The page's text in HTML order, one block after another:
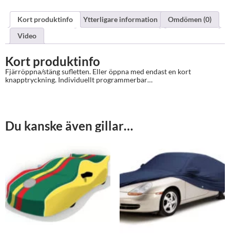
Kort produktinfo Ytterligare information
Omdömen (0)
Video
Kort produktinfo
Fjärröppna/stäng sufletten. Eller öppna med endast en kort
knapptryckning. Individuellt programmerbar…
Du kanske även gillar…